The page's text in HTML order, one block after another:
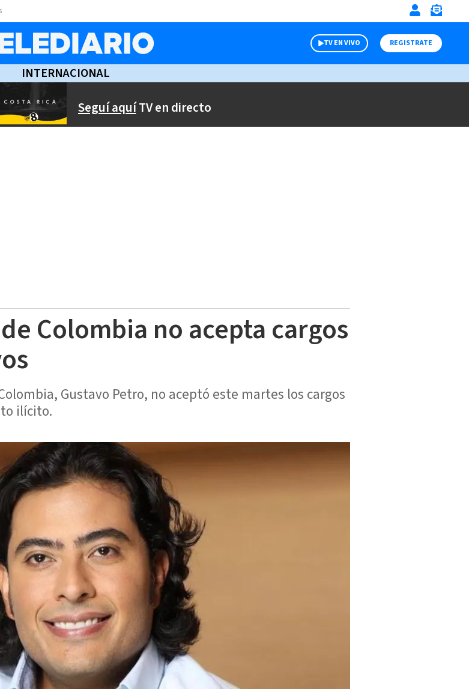
TV EN VIVO REGISTRATE
INTERNACIONAL
Seguí aquíTV en directo
Colombia no acepta cargos
Gustavo Petro, no aceptó este martes los cargos
ilícito.